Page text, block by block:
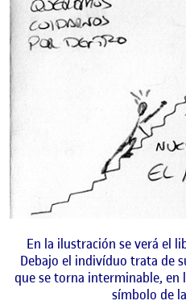
En la ilustración se verá el
Debajo el indivíduo trata de
que se torna interminable, en
símbolo de